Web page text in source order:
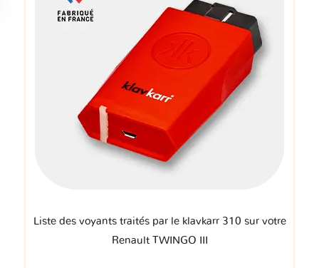
Liste des voyants traités par le klavkarr 310 sur votre
Renault TWINGO III